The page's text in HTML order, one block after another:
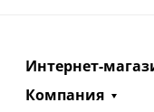
Интернет-
Компания